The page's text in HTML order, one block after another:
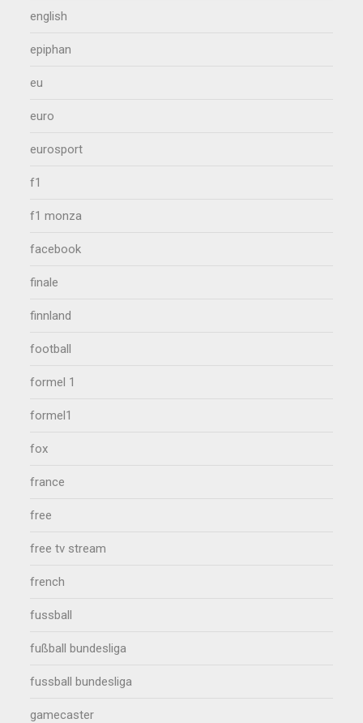
english
epiphan
eu
euro
eurosport
f1
f1 monza
facebook
finale
finnland
football
formel 1
formel1
fox
france
free
free tv stream
french
fussball
fußball bundesliga
fussball bundesliga
gamecaster